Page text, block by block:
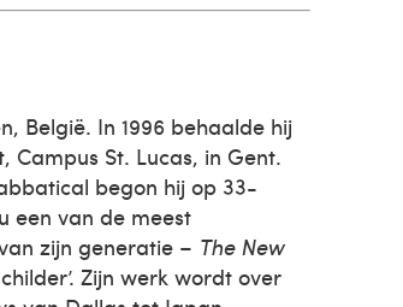
België. In 1996 behaalde hij
Campus St. Lucas, in Gent.
begon hij op 33-
een van de meest
zijn generatie – The New
Zijn werk wordt over